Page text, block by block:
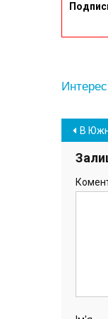
В Южном начали